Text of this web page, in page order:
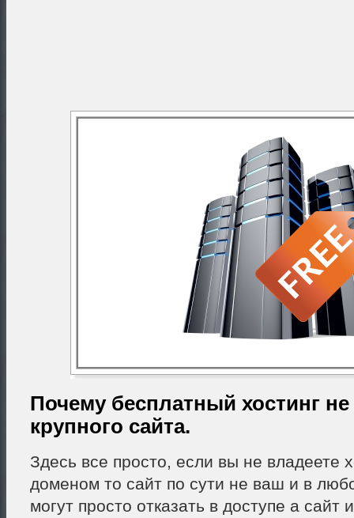
Почему бесплатный хостинг
крупного сайта.
Здесь все просто, если вы не владеете
доменом то сайт по сути не ваш и в
могут просто отказать в доступе а сайт